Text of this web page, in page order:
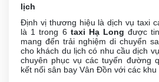
lịch
Định vị thương hiệu là dịch vụ taxi
là 1 trong 6 taxi Hạ Long được
mang đến trải nghiệm di chuyển
cho khách du lịch có nhu cầu dịch
chuyên phục vụ các tuyến đường
kết nối sân bay Vân Đồn với các khu